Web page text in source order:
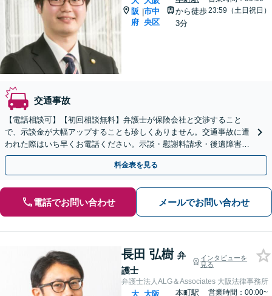
阪
府
|市中
央区
から徒歩
3分
23:59（土日祝日）
交通事故
【電話相談可】【初回相談無料】弁護士が保険会社と交渉すること
で、示談金が大幅アップすることも珍しくありません。交通事故に遭
われた際はいち早くお電話ください。示談・慰謝料請求・後遺障害等
級認定・弁護士費用特約など親身になってご相談に乗ります。
料金表を見る
電話でお問い合わせ メールでお問い合わせ
長田 弘樹 弁
護士
インタビューを
見る
弁護士法人ALG＆Associates 大阪法律事務所
大 大阪 本町駅 営業時間：00:00~